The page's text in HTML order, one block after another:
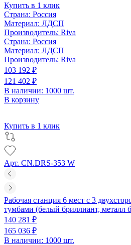
Купить в 1 клик
Страна: Россия
Материал: ЛДСП
Производитель: Riva
Страна: Россия
Материал: ЛДСП
Производитель: Riva
103 192 ₽
121 402 ₽
В наличии: 1000 шт.
В корзину
Купить в 1 клик
Арт. CN.DRS-353 W
Рабочая станция 6 мест с 3
тумбами (белый бриллиант, металл
140 281 ₽
165 036 ₽
В наличии: 1000 шт.